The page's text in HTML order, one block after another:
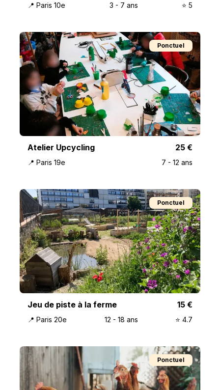
📍 Paris 10e 3 - 7 ans ⭐️ 5
Ponctuel
Atelier Upcycling 25 €
📍 Paris 19e 7 - 12 ans
Ponctuel
Jeu de piste à la ferme 15 €
📍 Paris 20e 12 - 18 ans ⭐️ 4.7
Ponctuel